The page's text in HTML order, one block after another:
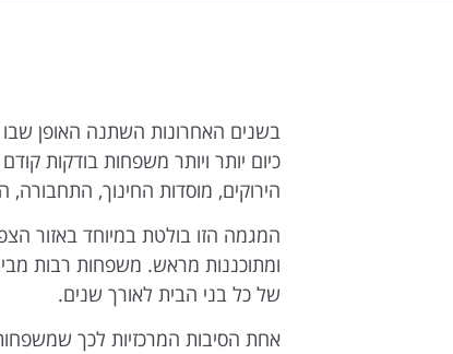
בשנים האחרונות השתנה האופן
כיום יותר ויותר משפחות בודקות
הירוקים, מוסדות החינוך,
המגמה הזו בולטת במיוחד באזור
ומתוכננות מראש. משפחות רבות
של כל בני הבית לאורך שנים.
אחת הסיבות המרכזיות לכך